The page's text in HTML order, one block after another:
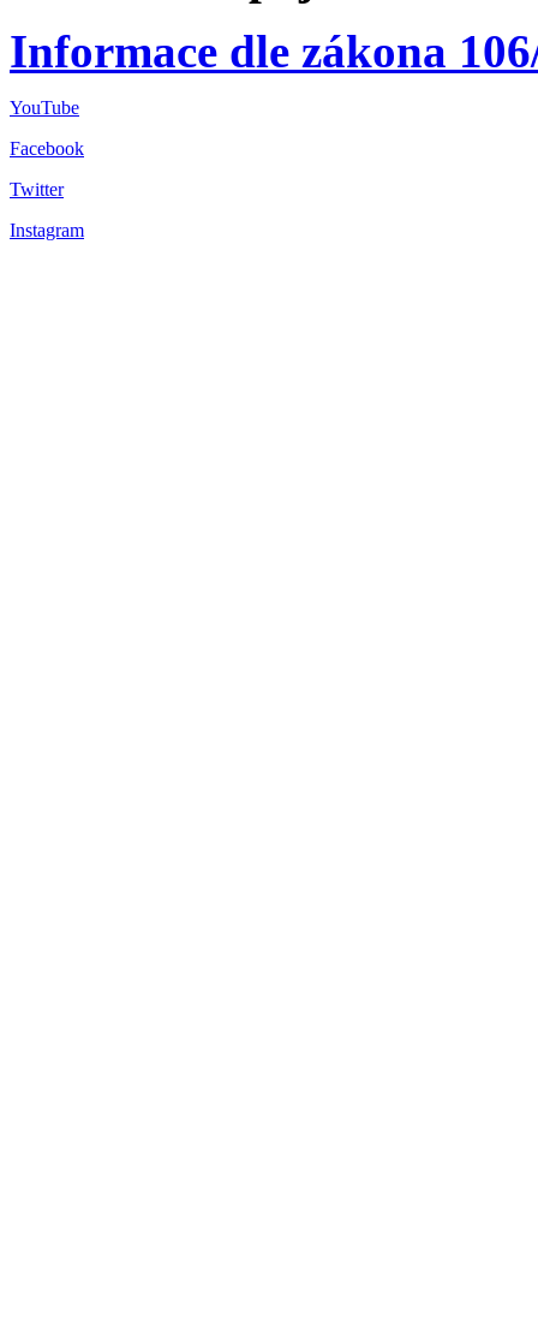
Informace dle zákona
YouTube
Facebook
Twitter
Instagram